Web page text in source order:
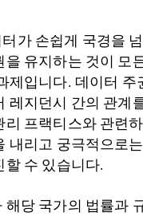
가 손쉽게 국경을
유지하는 것이 모
제입니다. 데이터 주
레지던시 간의 관계
리 프랙티스와 관련
내리고 궁극적으로
할 수 있습니다.
해당 국가의 법률과